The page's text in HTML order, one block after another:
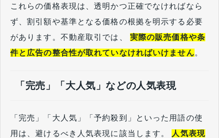
これらの価格表現は、透明かつ正確でなければなら
ず、割引額や基準となる価格の根拠を明示する必要
があります。不動産取引では、 実際の販売価格や条
件と広告の整合性が取れていなければいけません。
「完売」「大人気」などの人気表現
「完売」「大人気」「予約殺到」といった用語の使
用は、避けるべき人気表現に該当します。
人気表現